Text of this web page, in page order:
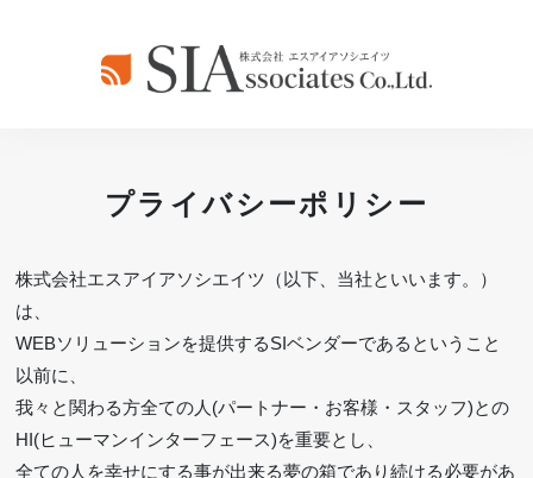
プライバシーポリシー
株式会社エスアイアソシエイツ（以下、当社といいます。）
は、
WEBソリューションを提供するSIベンダーであるということ
以前に、
我々と関わる方全ての人(パートナー・お客様・スタッフ)との
HI(ヒューマンインターフェース)を重要とし、
全ての人を幸せにする事が出来る夢の箱であり続ける必要があ